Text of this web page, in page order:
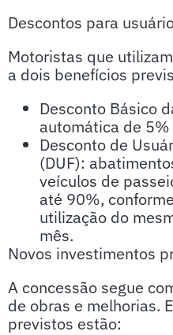
Descontos para
Motoristas que
a dois benefícios
Desconto Básico
automática de
Desconto de
(DUF):
veículos de
até 90%,
utilização do
mês.
Novos investimentos
A concessão segue
de obras e melhorias.
previstos estão: